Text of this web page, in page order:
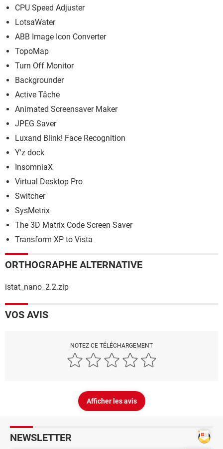
CPU Speed Adjuster
LotsaWater
ABB Image Icon Converter
TopoMap
Turn Off Monitor
Backgrounder
Active Tâche
Animated Screensaver Maker
JPEG Saver
Luxand Blink! Face Recognition
Y'z dock
InsomniaX
Virtual Desktop Pro
Switcher
SysMetrix
The 3D Matrix Code Screen Saver
Transform XP to Vista
ORTHOGRAPHE ALTERNATIVE
istat_nano_2.2.zip
VOS AVIS
NOTEZ CE TÉLÉCHARGEMENT
Afficher les avis
NEWSLETTER